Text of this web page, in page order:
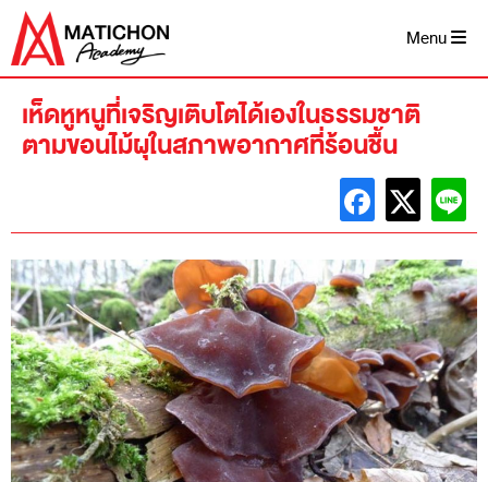
Skip
content
Menu
เห็ดหูหนูที่เจริญเติบโตได้เองในธรรมชาติ
ตามขอนไม้ผุในสภาพอากาศที่ร้อนชื้น